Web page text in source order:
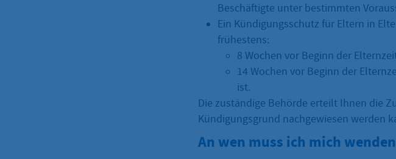
Beschäftigte unter bestimmten
Ein Kündigungsschutz für Eltern in
frühestens:
8 Wochen vor Beginn der
14 Wochen vor Beginn der
ist.
Die zuständige Behörde erteilt Ihnen die
Kündigungsgrund nachgewiesen werden
An wen muss ich mich